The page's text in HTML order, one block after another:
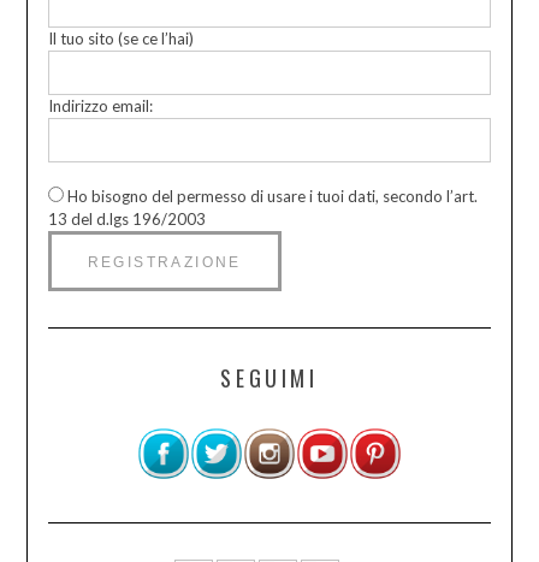
Il tuo sito (se ce l’hai)
Indirizzo email:
Ho bisogno del permesso di usare i tuoi dati, secondo l’art.
13 del d.lgs 196/2003
SEGUIMI